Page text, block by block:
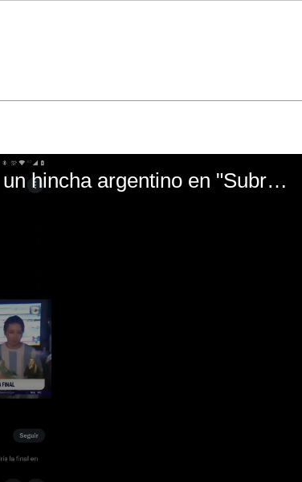
El mal momento de Yanina Gasañol con un hincha argentino en "Subrayado"